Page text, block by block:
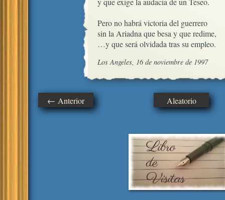
Pero no habrá victoria del guerrero
sin la Ariadna que besa y que redime,
…y que será olvidada tras su empleo.
Los Angeles, 16 de noviembre de 1997
← Anterior Aleatorio